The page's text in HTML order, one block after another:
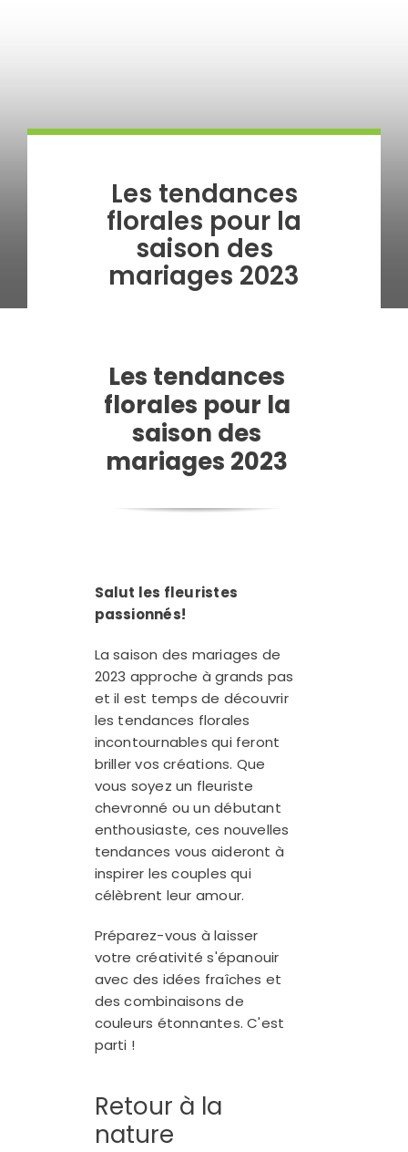
Les tendances
florales pour la
saison des
mariages 2023
Les tendances
florales pour la
saison des
mariages 2023
Salut les fleuristes
passionnés!
La saison des mariages de
2023 approche à grands pas
et il est temps de découvrir
les tendances florales
incontournables qui feront
briller vos créations. Que
vous soyez un fleuriste
chevronné ou un débutant
enthousiaste, ces nouvelles
tendances vous aideront à
inspirer les couples qui
célèbrent leur amour.
Préparez-vous à laisser
votre créativité s'épanouir
avec des idées fraîches et
des combinaisons de
couleurs étonnantes. C'est
parti !
Retour à la
nature